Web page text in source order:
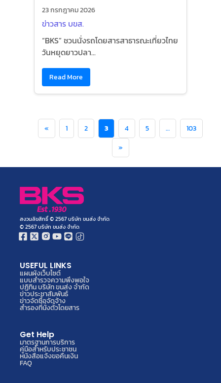
23 กรกฎาคม 2026
ข่าวสาร บขส.
“BKS” ชวนนั่งรถโดยสารสาธารณะเที่ยวไทย
วันหยุดยาวปลา...
Read More
« 1 2 3 4 5 …
103
»
สงวนลิขสิทธิ์ © 2567 บริษัท ขนส่ง จำกัด
© 2567 บริษัท ขนส่ง จำกัด
USEFUL LINKS
แผนผังเว็บไซต์
แบบสำรวจความพึงพอใจ
ปฏิทิน บริษัท ขนส่ง จำกัด
ข่าวประชาสัมพันธ์
ข่าวจัดซื้อจัดจ้าง
สำรองที่นั่งตั๋วโดยสาร
Get Help
มาตรฐานการบริการ
คู่มือสำหรับประชาชน
หนังสือแจ้งขอคืนเงิน
FAQ